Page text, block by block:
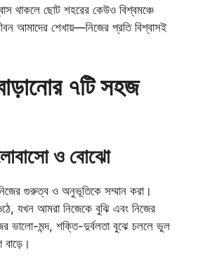
থাকলে ছোট শহরের কেউও বিশ্বমঞ্চে
আমাদের শেখায়—নিজের প্রতি বিশ্বাসই
৭টি সহজ
ও বোঝো
গুরুত্ব ও অনুভূতিকে সম্মান করা।
যখন আমরা নিজেকে বুঝি এবং নিজের
ভালো-মন্দ, শক্তি-দুর্বলতা বুঝে চললে ভুল